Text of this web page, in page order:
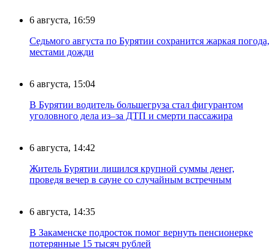
6 августа, 16:59
Седьмого августа по Бурятии сохранится жаркая погода,
местами дожди
6 августа, 15:04
В Бурятии водитель большегруза стал фигурантом
уголовного дела из–за ДТП и смерти пассажира
6 августа, 14:42
Житель Бурятии лишился крупной суммы денег,
проведя вечер в сауне со случайным встречным
6 августа, 14:35
В Закаменске подросток помог вернуть пенсионерке
потерянные 15 тысяч рублей